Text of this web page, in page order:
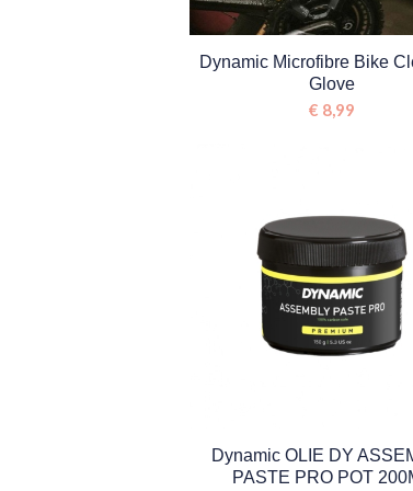
Dynamic Microfibre Bike
Glove
€ 8,99
Dynamic OLIE DY
PASTE PRO POT